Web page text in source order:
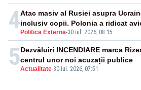
4 Politica Externa-30 iul. 2026, 08:15
Atac masiv al Rusiei asupra
inclusiv copii. Polonia a ridicat
5Actualitate-30 iul. 2026, 07:51
Dezvăluiri INCENDIARE marca
centrul unor noi acuzații publice